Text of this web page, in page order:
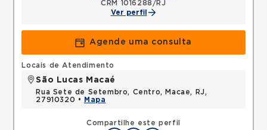
CRM 1016288/RJ
Ver perfil
Agende uma consulta
Compartilhe este perfil
Locais de Atendimento
São Lucas Macaé
Rua Sete de Setembro, Centro, Macae, RJ,
27910320 •
Mapa